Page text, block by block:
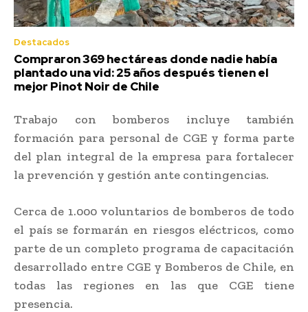
Destacados
Compraron 369 hectáreas donde nadie había
plantado una vid: 25 años después tienen el
mejor Pinot Noir de Chile
Trabajo con bomberos incluye también
formación para personal de CGE y forma parte
del plan integral de la empresa para fortalecer
la prevención y gestión ante contingencias.
Cerca de 1.000 voluntarios de bomberos de todo
el país se formarán en riesgos eléctricos, como
parte de un completo programa de capacitación
desarrollado entre CGE y Bomberos de Chile, en
todas las regiones en las que CGE tiene
presencia.